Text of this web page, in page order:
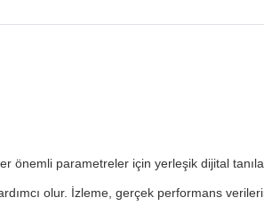
önemli parametreler için yerleşik dijital
olur. İzleme, gerçek performans